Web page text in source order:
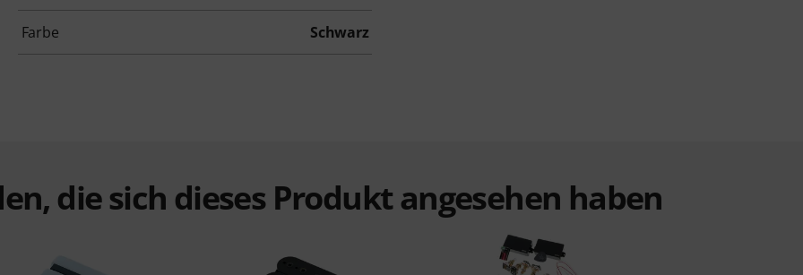
Farbe Schwarz
die sich dieses Produkt angesehen haben